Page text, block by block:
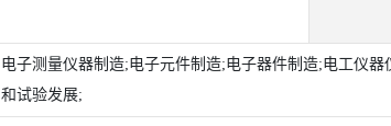
电子测量仪器制造;电子元件制造;电子器件制造;电工仪
和试验发展;